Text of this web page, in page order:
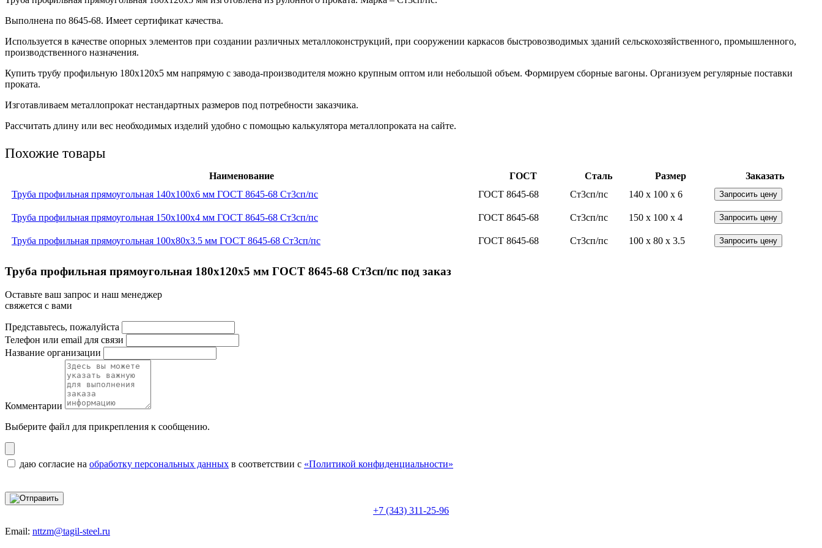
Выполнена по 8645-68. Имеет сертификат качества.
Используется в качестве опорных элементов при создании различных металлоконструкций, при сооружении каркасов быстровозводимых зданий сельскохозяйственного, промышленного,
производственного назначения.
Купить трубу профильную 180х120х5 мм напрямую с завода-производителя можно крупным оптом или небольшой объем. Формируем сборные вагоны. Организуем регулярные поставки
проката.
Изготавливаем металлопрокат нестандартных размеров под потребности заказчика.
Рассчитать длину или вес необходимых изделий удобно с помощью калькулятора металлопроката на сайте.
Похожие товары
Наименование ГОСТ Сталь Размер
Заказать
Труба профильная прямоугольная 140x100x6 мм ГОСТ 8645-68 Ст3сп/пс
ГОСТ 8645-68 Ст3сп/пс 140 x 100 x 6 Запросить цену
Труба профильная прямоугольная 150x100x4 мм ГОСТ 8645-68 Ст3сп/пс ГОСТ 8645-68 Ст3сп/пс 150 x 100 x 4 Запросить цену
Труба профильная прямоугольная 100x80x3.5 мм ГОСТ 8645-68 Ст3сп/пс ГОСТ 8645-68 Ст3сп/пс 100 x 80 x 3.5 Запросить цену
Труба профильная прямоугольная 180x120x5 мм ГОСТ 8645-68 Ст3сп/пс под заказ
Оставьте ваш запрос и наш менеджер
свяжется с вами
Представьтесь, пожалуйста
Телефон или email для связи
Название организации
Комментарии
Выберите файл для прикрепления к сообщению.
даю согласие на обработку персональных данных в соответствии с «Политикой конфиденциальности»
+7 (343) 311-25-96
Email: nttzm@tagil-steel.ru